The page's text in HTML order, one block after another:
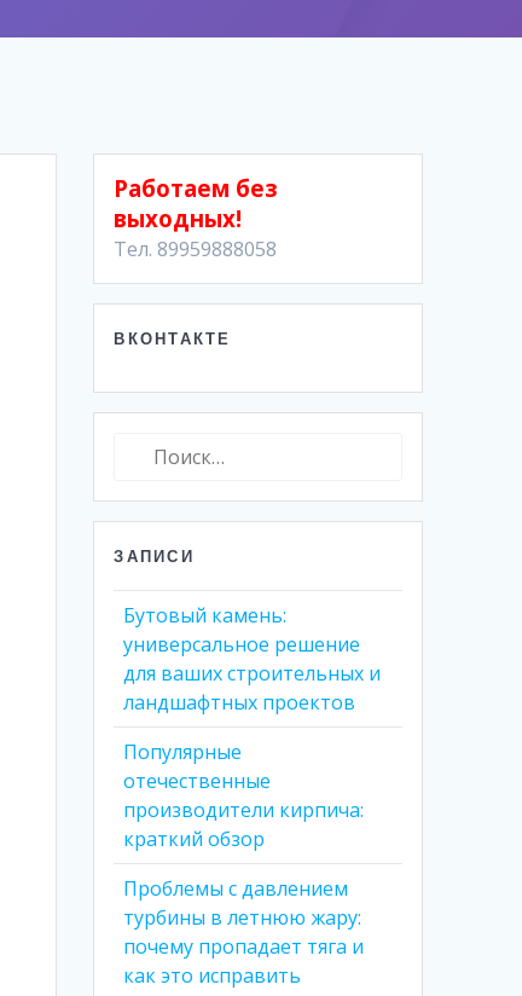
Работаем без
выходных!
Тел. 89959888058
ВКОНТАКТЕ
Найти:
ЗАПИСИ
Бутовый камень:
универсальное решение
для ваших строительных и
ландшафтных проектов
Популярные
отечественные
производители кирпича:
краткий обзор
Проблемы с давлением
турбины в летнюю жару:
почему пропадает тяга и
как это исправить